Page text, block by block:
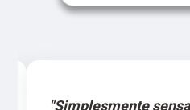
"Simplesmente